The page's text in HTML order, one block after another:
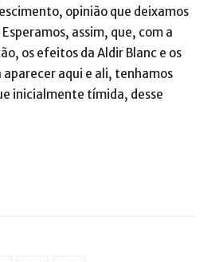
opinião que deixamos
assim, que, com a
os efeitos da Aldir Blanc e os
aqui e ali, tenhamos
inicialmente tímida, desse